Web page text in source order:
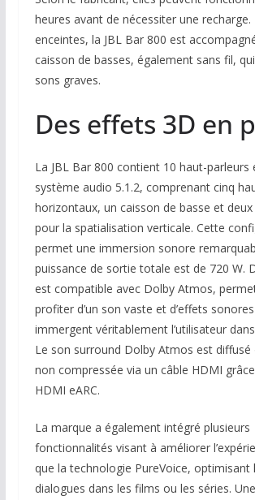
heures avant de nécessiter une recharge.
enceintes, la JBL Bar 800 est
caisson de basses, également sans fil,
sons graves.
Des effets 3D en
La JBL Bar 800 contient 10 haut-parleurs
système audio 5.1.2, comprenant cinq
horizontaux, un caisson de basse et
pour la spatialisation verticale. Cette
permet une immersion sonore
puissance de sortie totale est de 720 W.
est compatible avec Dolby Atmos,
profiter d’un son vaste et d’effets
immergent véritablement l’utilisateur
Le son surround Dolby Atmos est diffusé
non compressée via un câble HDMI
HDMI eARC.
La marque a également intégré plusieurs
fonctionnalités visant à améliorer
que la technologie PureVoice, optimisant
dialogues dans les films ou les séries.